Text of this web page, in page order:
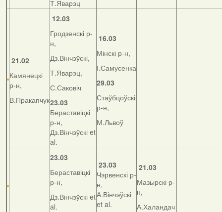
Т.Яварэц
21.02
Камянецкі
р-н,
В.Пракапчук
12.03
Гродзенскі р-
н,
Дз.Вінчэўскі,
Т.Яварэц,
С.Саковіч
23.03
Бераставіцкі
р-н,
Дз.Вінчэўскі et
al.
16.03
Мінскі р-н,
І.Самусенка
29.03
Стаўбцоўскі
р-н,
М.Львоў
23.03
Бераставіцкі
р-н,
Дз.Вінчэўскі et
al.
23.03
Чэрвенскі р-
н,
А.Вінчэўскі
et al.
21.03
Мазырскі р-
н,
А.Халандач